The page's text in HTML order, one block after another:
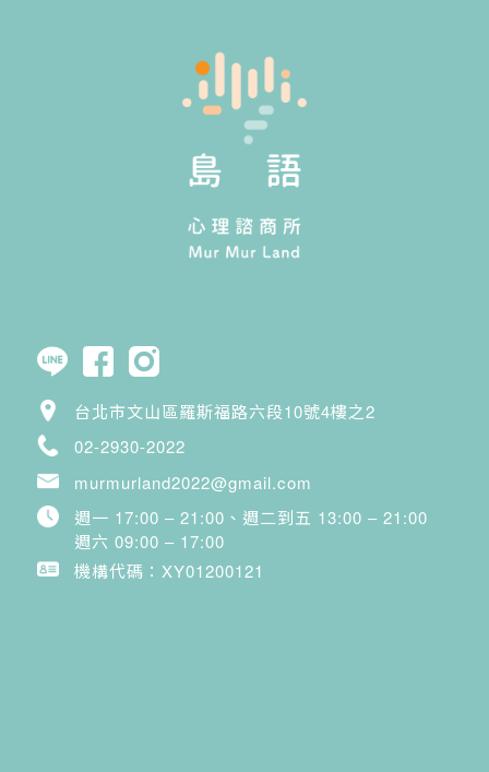
台北市文山區羅斯福路六段10號4樓之2
02-2930-2022
murmurland2022@gmail.com
週一 17:00 – 21:00、週二到五 13:00 – 21:00
週六 09:00 – 17:00
機構代碼：XY01200121